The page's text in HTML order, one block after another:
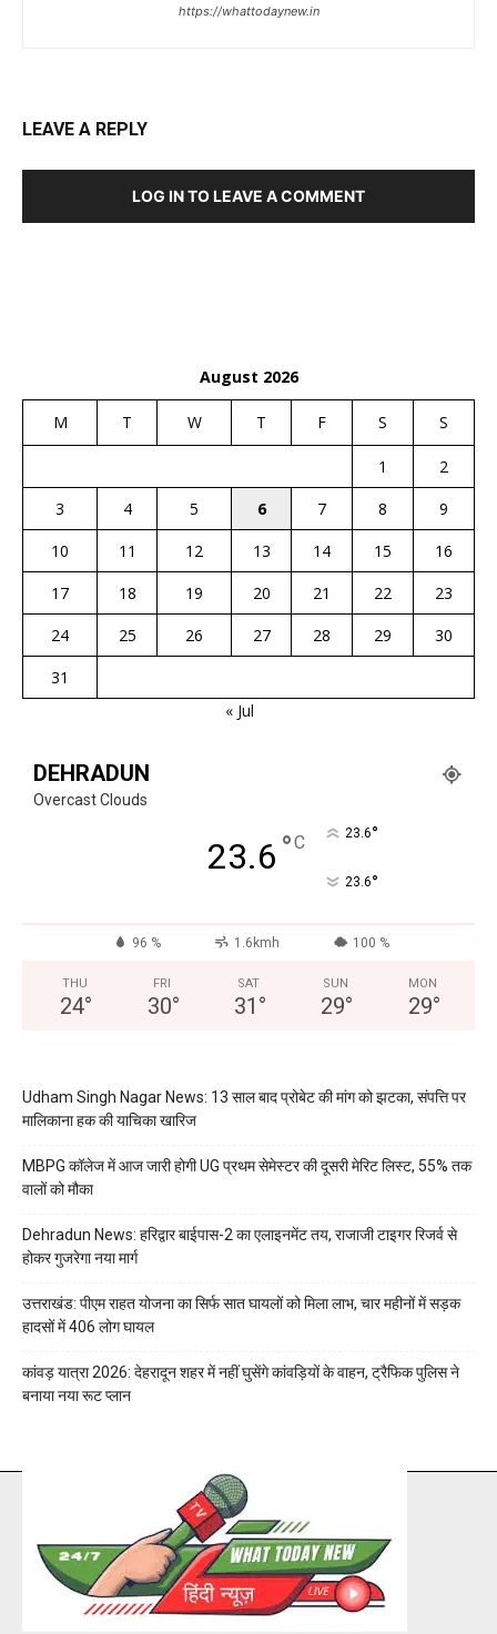
https://whattodaynew.in
LEAVE A REPLY
LOG IN TO LEAVE A COMMENT
August 2026
M T W T F S S
1
2
3
4 5 6 7 8
9
10
11 12 13 14 15
16
17
18 19 20 21 22
23
24
25 26 27 28 29
30
31
« Jul
DEHRADUN
Overcast Clouds
23.6 °C 23.6°
23.6°
96 % 1.6kmh 100 %
THU
24°
FRI
30°
SAT
31 °
SUN
29°
MON
29°
Udham Singh Nagar News: 13 साल बाद प्रोबेट की मांग को झटका, संपत्ति पर
मालिकाना हक की याचिका खारिज
MBPG कॉलेज में आज जारी होगी UG प्रथम सेमेस्टर की दूसरी मेरिट लिस्ट, 55% तक
वालों को मौका
Dehradun News: हरिद्वार बाईपास-2 का एलाइनमेंट तय, राजाजी टाइगर रिजर्व से
होकर गुजरेगा नया मार्ग
उत्तराखंड: पीएम राहत योजना का सिर्फ सात घायलों को मिला लाभ, चार महीनों में सड़क
हादसों में 406 लोग घायल
कांवड़ यात्रा 2026: देहरादून शहर में नहीं घुसेंगे कांवड़ियों के वाहन, ट्रैफिक पुलिस ने
बनाया नया रूट प्लान